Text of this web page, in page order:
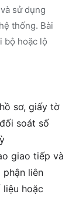
sử dụng
thống. Bài
bộ hoặc lộ
sơ, giấy tờ
soát số
giao tiếp và
liên
liệu hoặc